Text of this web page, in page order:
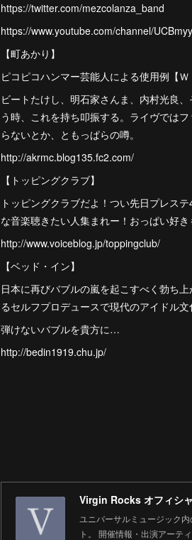
https://twitter.com/mezcolanza_band
https://www.youtube.com/channel/
【町あかり】
ピコピコハンマー芸能人による使用例【Ｗ
ビートたけし、明石家さんま、内村光良
う時、これを持ち叩振する。ライヴでは
らないとか、ともっぱらの噂。
http://akrmc.blog135.fc2.com/
【トッピングクラブ】
トッピングクラブだよ！つい先日プレス
な音楽聴きたい人集まれー！おっぱい好き
http://www.voiceblog.jp/toppingclub/
【ベッド・イン】
日本に再びバブルの嵐を起こすべく勃ち
るセルフプロデュースで現代のアイド
弾けないバブルを貴方に…
http://bedin1919.chu.jp/
Virgin Rocks オフィシ
ユニバーサルミュージック
ト。 開催情報・出演アーテ